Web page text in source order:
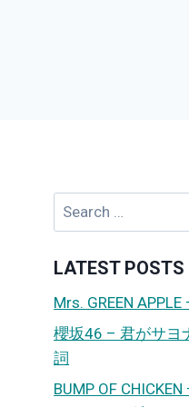
Search
for:
LATEST POSTS
Mrs. GREEN
櫻坂46 – 君がサヨ
詞
BUMP OF